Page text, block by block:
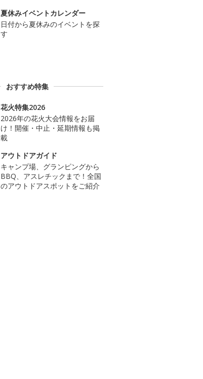
夏休みイベントカレンダー
日付から夏休みのイベントを探
す
おすすめ特集
花火特集2026
2026年の花火大会情報をお届
け！開催・中止・延期情報も掲
載
アウトドアガイド
キャンプ場、グランピングから
BBQ、アスレチックまで！全国
のアウトドアスポットをご紹介